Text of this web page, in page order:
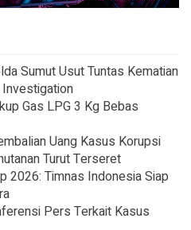
Sumut Usut Tuntas Kematian
Gas LPG 3 Kg Bebas
Uang Kasus Korupsi
Turut Terseret
2026: Timnas Indonesia Siap
Pers Terkait Kasus